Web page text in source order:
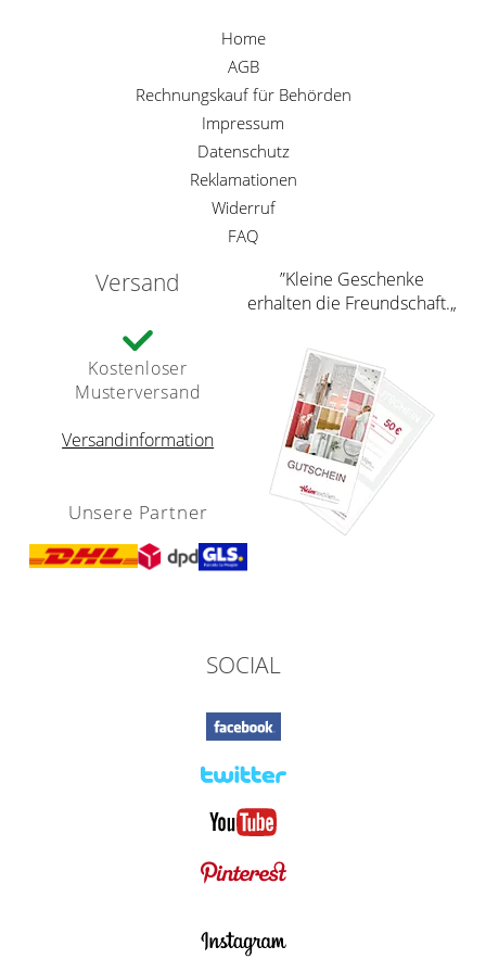
Home
AGB
Rechnungskauf für Behörden
Impressum
Datenschutz
Reklamationen
Widerruf
FAQ
Versand
Kostenloser
Musterversand
Versandinformation
Unsere Partner
”Kleine Geschenke
erhalten die Freundschaft.„
SOCIAL